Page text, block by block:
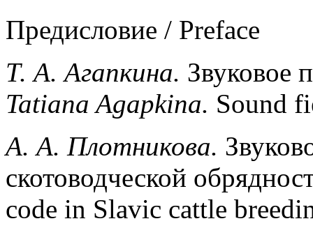
Предисловие / Preface
Т. А. Агапкина. Звуковое
Tatiana Agapkina. Sound
А. А. Плотникова.
скотоводческой
code in Slavic cattle